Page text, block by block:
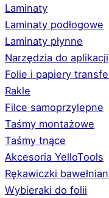
Laminaty
Laminaty podłogowe
Laminaty płynne
Narzędzia do aplikacji
Folie i papiery
Rakle
Filce samoprzylepne
Taśmy montażowe
Taśmy tnące
Akcesoria YelloTools
Rękawiczki
Wybieraki do folii